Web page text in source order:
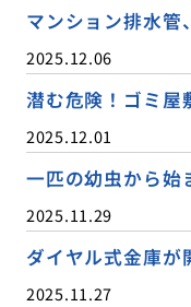
マンション排水管
2025.12.06
潜む危険！ゴミ屋
2025.12.01
一匹の幼虫から始
2025.11.29
ダイヤル式金庫が
2025.11.27